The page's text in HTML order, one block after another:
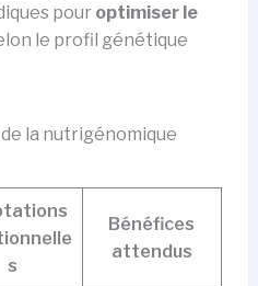
pour optimiser le
le profil génétique
la nutrigénomique
s
Bénéfices
attendus